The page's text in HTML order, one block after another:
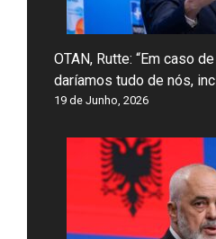
OTAN, Rutte: “Em caso
daríamos tudo de nós,
19 de Junho, 2026